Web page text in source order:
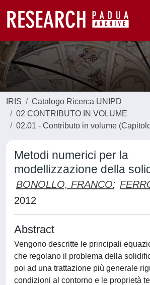
IRIS
Catalogo Ricerca UNIPD
02 CONTRIBUTO IN VOLUME
02.01 - Contributo in volume
Metodi numerici per la
modellizzazione della
BONOLLO, FRANCO;
2012
Abstract
Vengono descritte le principali
che regolano il problema della
poi ad una trattazione più generale
condizioni al contorno e le proprietà